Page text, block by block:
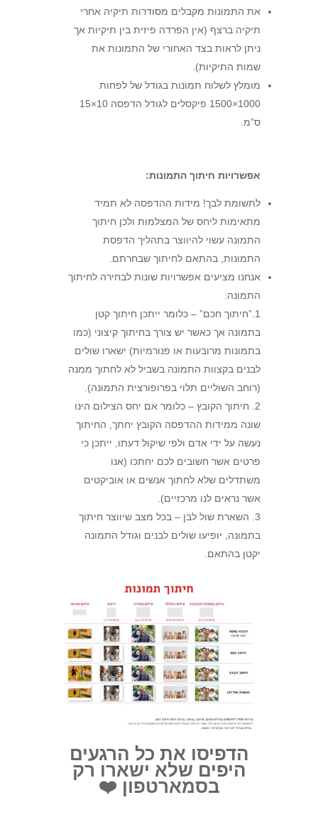
את התמונות מקבלים מסודרות תיקיה אחרי
תיקיה ברצף (אין הפרדה פיזית בין תיקיות אך
ניתן לראות בצד האחורי של התמונות את
שמות התיקיות).
מומלץ לשלוח תמונות בגודל של לפחות
1000×1500 פיקסלים לגודל הדפסה 10×15
ס”מ.
אפשרויות חיתוך התמונות:
לתשומת לבך! מידות ההדפסה לא תמיד
מתאימות ליחס של המצלמות ולכן חיתוך
התמונה עשוי להיווצר בתהליך הדפסת
התמונות, בהתאם לחיתוך שבחרתם.
אנחנו מציעים אפשרויות שונות לבחירה לחיתוך
התמונה:
1.”חיתוך חכם” – כלומר ייתכן חיתוך קטן
בתמונה אך כאשר יש צורך בחיתוך קיצוני (כמו
בתמונות מרובעות או פנורמיות) ישארו שולים
לבנים בקצוות התמונה בשביל לא לחתוך ממנה
(רוחב השוליים תלוי בפרופורצית התמונה).
2. חיתוך הקובץ – כלומר אם יחס הצילום הינו
שונה ממידות ההדפסה הקובץ יחתך, החיתוך
נעשה על ידי אדם ולפי שיקול דעתו, ייתכן כי
פרטים אשר חשובים לכם יחתכו (אנו
משתדלים שלא לחתוך אנשים או אוביקטים
אשר נראים לנו מרכזיים).
3. השארת שול לבן – בכל מצב שיווצר חיתוך
בתמונה, יופיעו שולים לבנים וגודל התמונה
יקטן בהתאם.
הדפיסו את כל הרגעים
היפים שלא ישארו רק
בסמארטפון ❤️